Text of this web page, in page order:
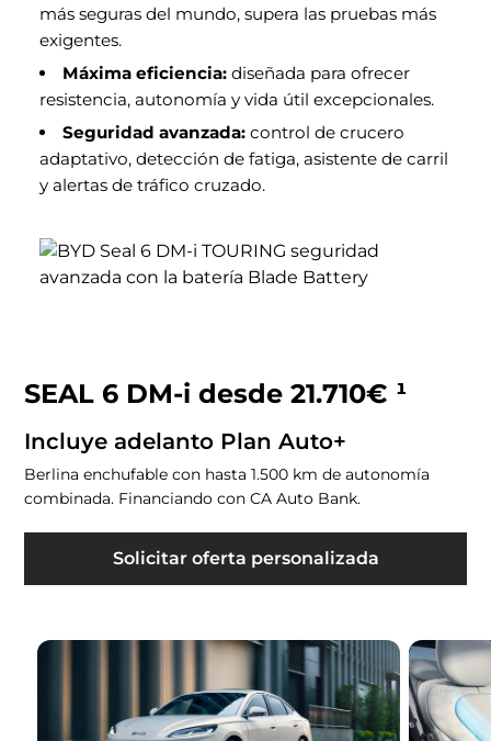
más seguras del mundo, supera las pruebas más
exigentes.
Máxima eficiencia: diseñada para ofrecer
resistencia, autonomía y vida útil excepcionales.
Seguridad avanzada: control de crucero
adaptativo, detección de fatiga, asistente de carril
y alertas de tráfico cruzado.
SEAL 6 DM-i desde 21.710€ ¹
Incluye adelanto Plan Auto+
Berlina enchufable con hasta 1.500 km de autonomía
combinada. Financiando con CA Auto Bank.
Solicitar oferta personalizada